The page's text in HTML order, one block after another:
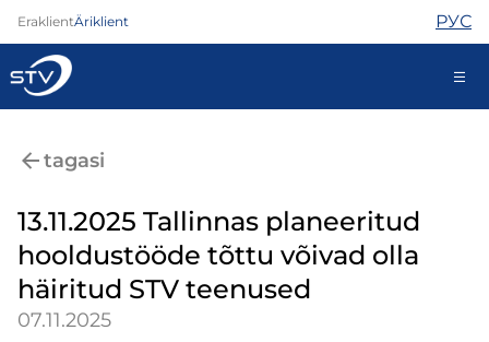
EraklientÄriklient РУС
Internet
TV
Telefon
tagasi
13.11.2025 Tallinnas planeeritud
hooldustööde tõttu võivad olla
häiritud STV teenused
07.11.2025